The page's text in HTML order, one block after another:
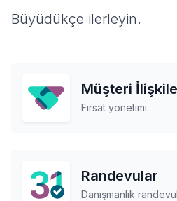
Büyüdükçe ilerleyin.
Müşteri
Fırsat yönetimi
Randevular
Danışmanlık